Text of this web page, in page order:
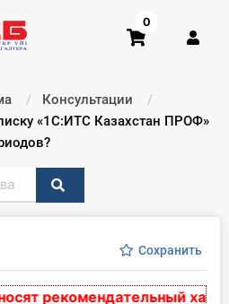
0
Консультации
«1С:ИТС Казахстан ПРОФ»
Сохранить